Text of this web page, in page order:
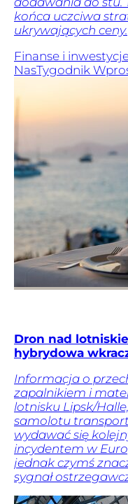
końca uczciwa
ukrywających ceny.
Finanse i
NasTygodnik
Dron nad
hybrydowa
Informacja o
zapalnikiem i
lotnisku Lipsk/
samolotu
wydawać się
incydentem w
jednak czymś
sygnał